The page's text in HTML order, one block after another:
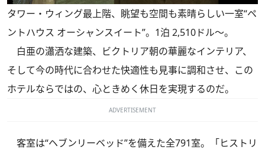
タワー・ウィング最上階、眺望も空間も素晴らしい一室“ペ
ントハウス オーシャンスイート”。1泊 2,510ドル～。
白亜の瀟洒な建築、ビクトリア朝の華麗なインテリア、
そして今の時代に合わせた快適性も見事に調和させ、この
ホテルならではの、心ときめく休日を実現するのだ。
ADVERTISEMENT
客室は“ヘブンリーベッド”を備えた全791室。「ヒストリ